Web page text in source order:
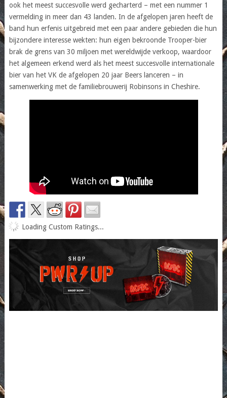
ook het meest succesvolle werd gecharterd – met een nummer 1
vermelding in meer dan 43 landen. In de afgelopen jaren heeft de
band hun erfenis uitgebreid met een paar andere gebieden die hun
bijzondere interesse wekten: hun eigen bekroonde Trooper-bier
brak de grens van 30 miljoen met wereldwijde verkoop, waardoor
het algemeen erkend werd als het meest succesvolle internationale
bier van het VK de afgelopen 20 jaar Beers lanceren – in
samenwerking met de familiebrouwerij Robinsons in Cheshire.
Loading Custom Ratings...